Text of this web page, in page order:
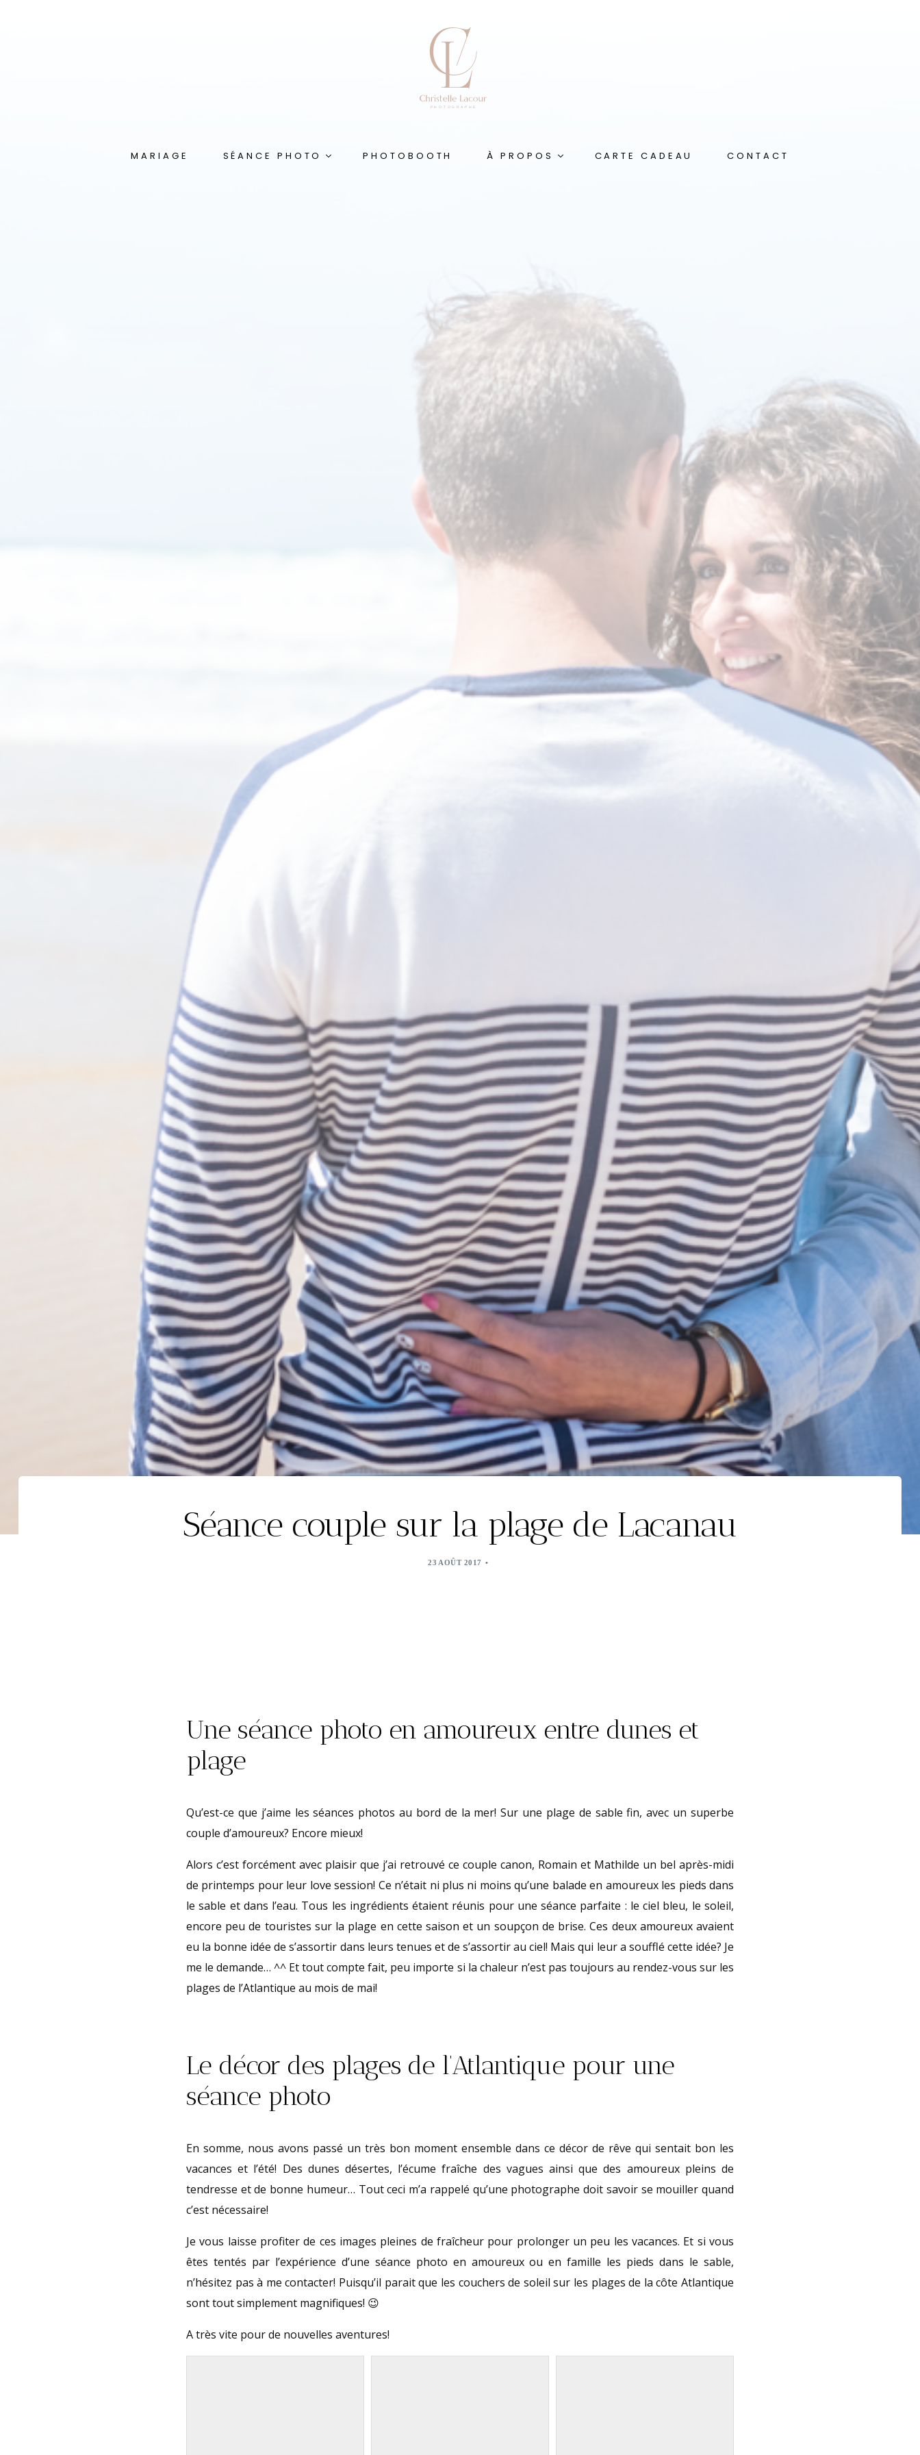
MARIAGE SÉANCE PHOTO PHOTOBOOTH À PROPOS CARTE CADEAU CONTACT
Séance couple sur la plage de Lacanau
23 AOÛT 2017
Une séance photo en amoureux entre dunes et
plage
Qu’est-ce que j’aime les séances photos au bord de la mer! Sur une plage de sable fin, avec un superbe
couple d’amoureux? Encore mieux!
Alors c’est forcément avec plaisir que j’ai retrouvé ce couple canon, Romain et Mathilde un bel après-midi
de printemps pour leur love session! Ce n’était ni plus ni moins qu’une balade en amoureux les pieds dans
le sable et dans l’eau. Tous les ingrédients étaient réunis pour une séance parfaite : le ciel bleu, le soleil,
encore peu de touristes sur la plage en cette saison et un soupçon de brise. Ces deux amoureux avaient
eu la bonne idée de s’assortir dans leurs tenues et de s’assortir au ciel! Mais qui leur a soufflé cette idée? Je
me le demande… ^^ Et tout compte fait, peu importe si la chaleur n’est pas toujours au rendez-vous sur les
plages de l’Atlantique au mois de mai!
Le décor des plages de l’Atlantique pour une
séance photo
En somme, nous avons passé un très bon moment ensemble dans ce décor de rêve qui sentait bon les
vacances et l’été! Des dunes désertes, l’écume fraîche des vagues ainsi que des amoureux pleins de
tendresse et de bonne humeur… Tout ceci m’a rappelé qu’une photographe doit savoir se mouiller quand
c’est nécessaire!
Je vous laisse profiter de ces images pleines de fraîcheur pour prolonger un peu les vacances. Et si vous
êtes tentés par l’expérience d’une séance photo en amoureux ou en famille les pieds dans le sable,
n’hésitez pas à me contacter! Puisqu’il parait que les couchers de soleil sur les plages de la côte Atlantique
sont tout simplement magnifiques! 😉
A très vite pour de nouvelles aventures!